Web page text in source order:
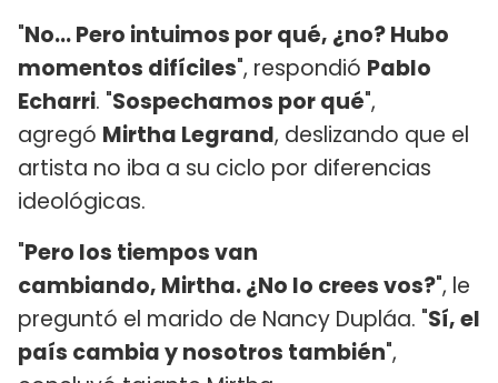
"No... Pero intuimos por qué, ¿no? Hubo
momentos difíciles", respondió Pablo
Echarri. "Sospechamos por qué",
agregó Mirtha Legrand, deslizando que el
artista no iba a su ciclo por diferencias
ideológicas.
"Pero los tiempos van
cambiando, Mirtha. ¿No lo crees vos?", le
preguntó el marido de Nancy Dupláa. "Sí, el
país cambia y nosotros también",